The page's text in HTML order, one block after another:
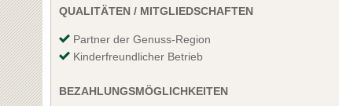
QUALITÄTEN / MITGLIEDSCHAFTEN
Partner der Genuss-Region
Kinderfreundlicher Betrieb
BEZAHLUNGSMÖGLICHKEITEN